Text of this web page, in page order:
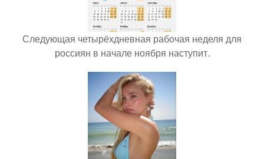
Следующая четырёхдневная рабочая неделя для
россиян в начале ноября наступит.